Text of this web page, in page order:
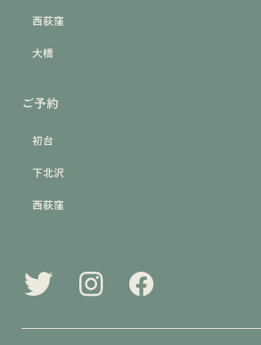
西荻窪
大橋
ご予約
初台
下北沢
西荻窪